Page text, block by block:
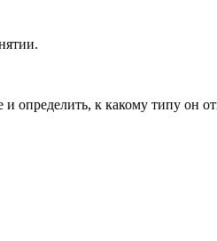
определить, к какому типу он